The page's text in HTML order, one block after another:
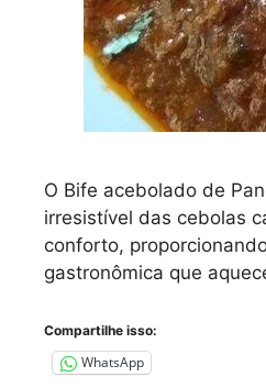
O Bife acebolado de
irresistível das cebolas
conforto,
gastronômica que
Compartilhe isso:
WhatsApp